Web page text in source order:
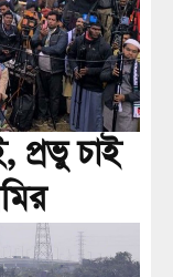
প্রভু চাই